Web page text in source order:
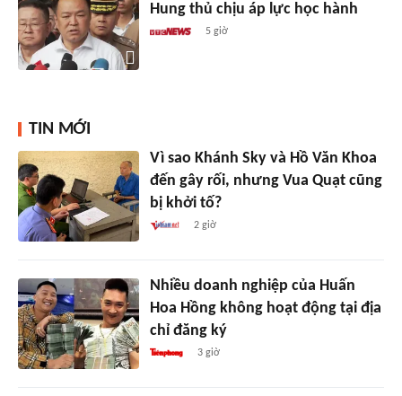
Hung thủ chịu áp lực học hành
5 giờ
TIN MỚI
Vì sao Khánh Sky và Hồ Văn Khoa
đến gây rối, nhưng Vua Quạt cũng
bị khởi tố?
2 giờ
Nhiều doanh nghiệp của Huấn
Hoa Hồng không hoạt động tại địa
chỉ đăng ký
3 giờ